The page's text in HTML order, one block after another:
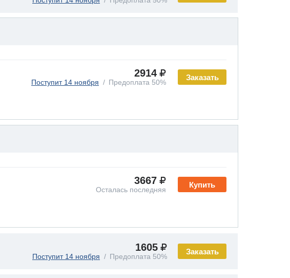
Заказать
2914
Поступит 14 ноября Предоплата 50%
Купить
3667
Осталась последняя
Заказать
1605
Поступит 14 ноября Предоплата 50%